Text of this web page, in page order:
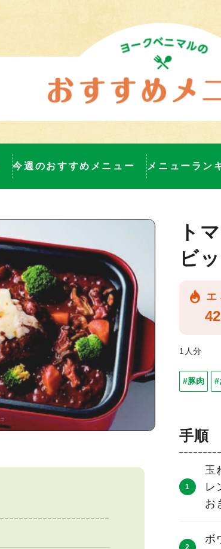
今週のおすすめメニュー メニューラン
ト
ビ
1人分
#豚肉 #
手順
玉
レ
お
ボ